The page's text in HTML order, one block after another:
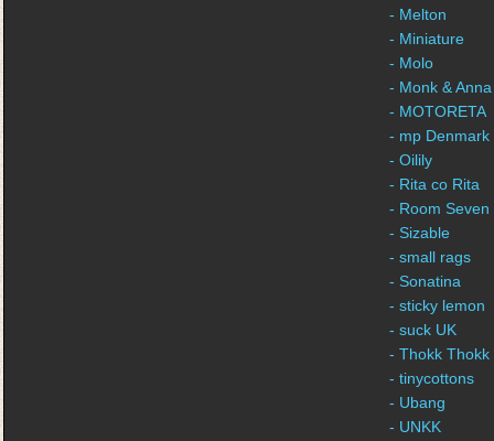
- Melton
- Miniature
- Molo
- Monk & Anna
- MOTORETA
- mp Denmark
- Oilily
- Rita co Rita
- Room Seven
- Sizable
- small rags
- Sonatina
- sticky lemon
- suck UK
- Thokk Thokk
- tinycottons
- Ubang
- UNKK